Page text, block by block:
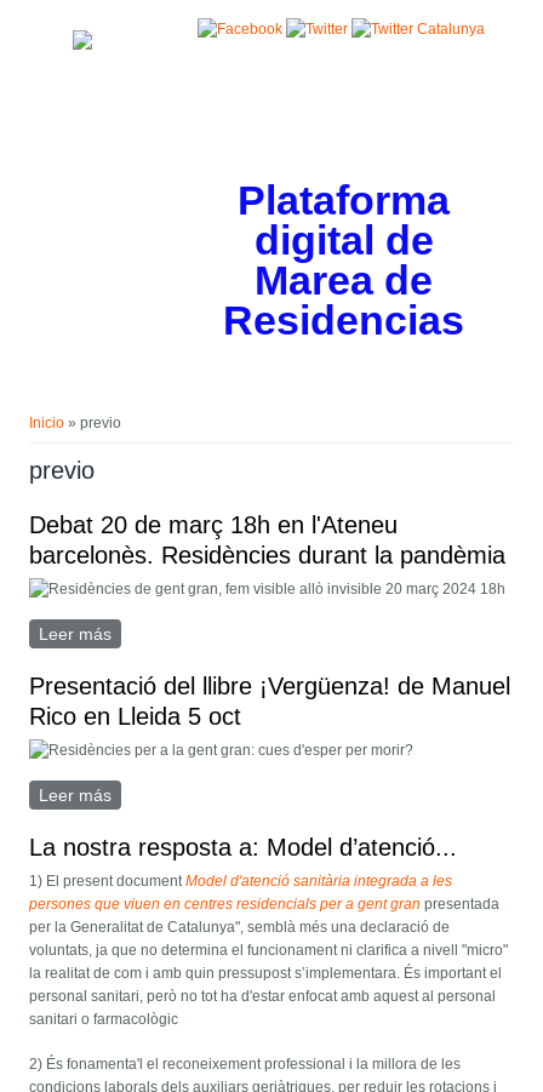
Plataforma
digital de
Marea de
Residencias
Inicio » previo
previo
Debat 20 de març 18h en l'Ateneu
barcelonès. Residències durant la pandèmia
Leer más
Presentació del llibre ¡Vergüenza! de Manuel
Rico en Lleida 5 oct
Leer más
La nostra resposta a: Model d’atenció...
1) El present documentModel d'atenció sanitària integrada a les
persones que viuen en centres residencials per a gent gran presentada
per la Generalitat de Catalunya", semblà més una declaració de
voluntats, ja que no determina el funcionament ni clarifica a nivell "micro"
la realitat de com i amb quin pressupost s’implementara. És important el
personal sanitari, però no tot ha d'estar enfocat amb aquest al personal
sanitari o farmacològic
2) És fonamenta'l el reconeixement professional i la millora de les
condicions laborals dels auxiliars geriàtriques, per reduir les rotacions i